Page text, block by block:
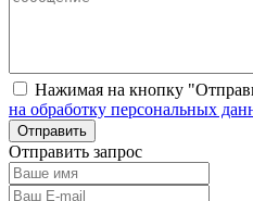
Нажимая на кнопку
на обработку персональных
Отправить запрос